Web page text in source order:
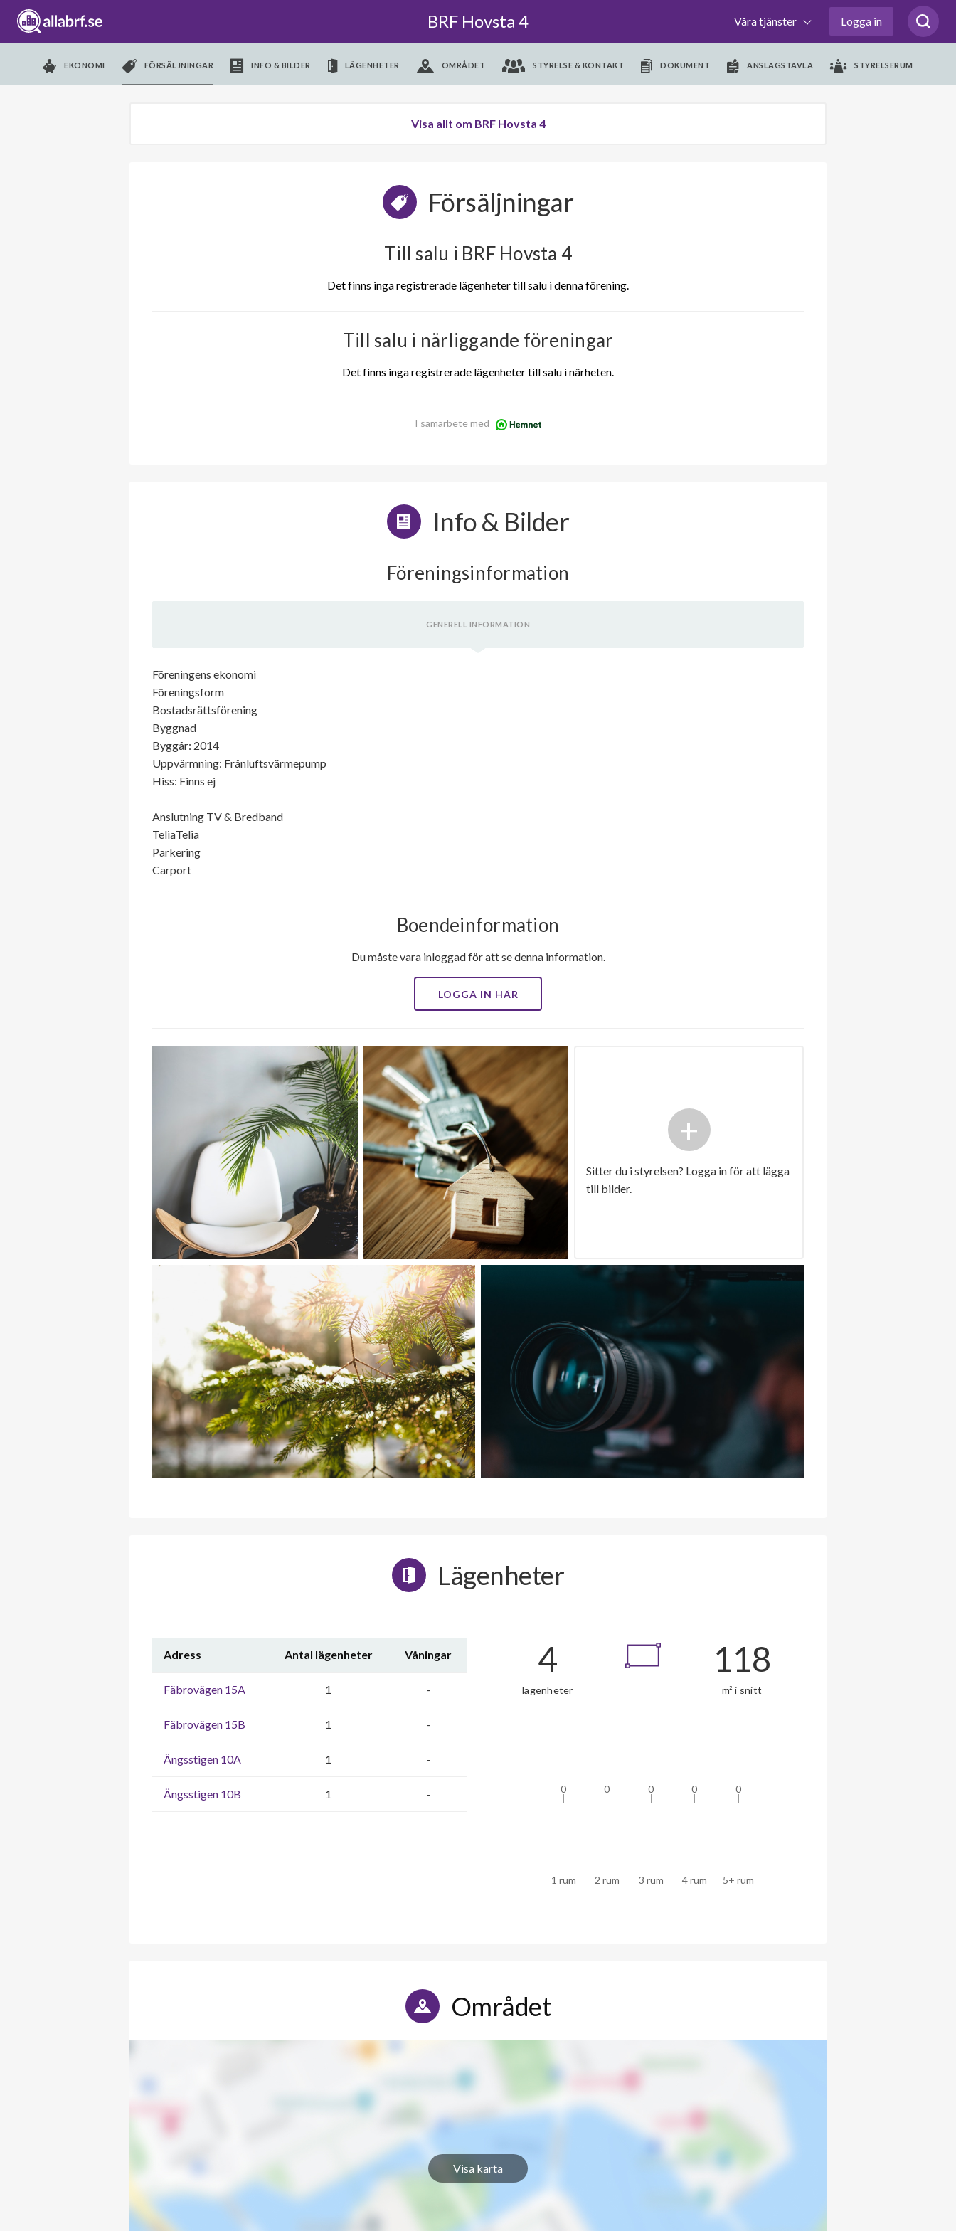
BRF Hovsta 4 Våra tjänster Logga in
EKONOMI FÖRSÄLJNINGAR INFO & BILDER LÄGENHETER OMRÅDET STYRELSE & KONTAKT DOKUMENT ANSLAGSTAVLA STYRELSERUM
Visa allt om BRF Hovsta 4
Försäljningar
Till salu i BRF Hovsta 4
Det finns inga registrerade lägenheter till salu i denna förening.
Till salu i närliggande föreningar
Det finns inga registrerade lägenheter till salu i närheten.
I samarbete med
Info & Bilder
Föreningsinformation
GENERELL INFORMATION
Föreningens ekonomi
Föreningsform
Bostadsrättsförening
Byggnad
Byggår: 2014
Uppvärmning: Frånluftsvärmepump
Hiss: Finns ej
Anslutning TV & Bredband
TeliaTelia
Parkering
Carport
Boendeinformation
Du måste vara inloggad för att se denna information.
LOGGA IN HÄR
+
Sitter du i styrelsen? Logga in för att lägga
till bilder.
Lägenheter
Adress Antal lägenheter Våningar
Fäbrovägen 15A 1 -
Fäbrovägen 15B 1 -
Ängsstigen 10A 1 -
Ängsstigen 10B 1 -
4
lägenheter
118
m² i snitt
1 rum 2 rum 3 rum 4 rum 5+ rum
0
0 0
0 0
0 0
0 0
0
Området
Visa karta